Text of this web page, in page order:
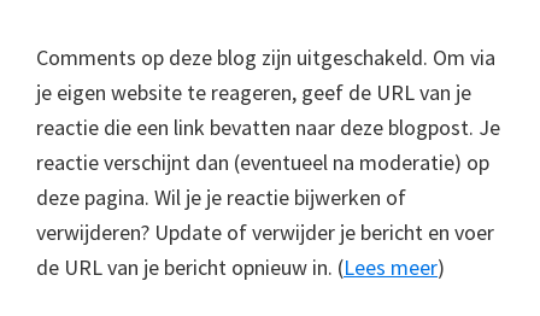
Comments op deze blog zijn uitgeschakeld. Om via
je eigen website te reageren, geef de URL van je
reactie die een link bevatten naar deze blogpost. Je
reactie verschijnt dan (eventueel na moderatie) op
deze pagina. Wil je je reactie bijwerken of
verwijderen? Update of verwijder je bericht en voer
de URL van je bericht opnieuw in. (Lees meer)